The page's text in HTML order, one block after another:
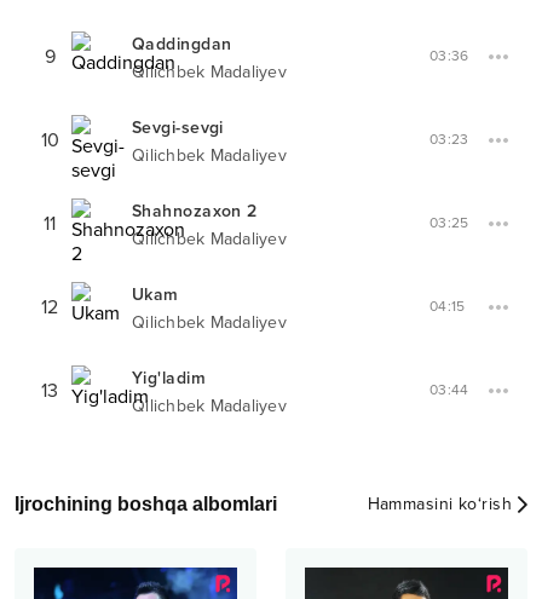
9
Qaddingdan
Qilichbek Madaliyev
03:36
10
Sevgi-sevgi
Qilichbek Madaliyev
03:23
11
Shahnozaxon 2
Qilichbek Madaliyev
03:25
12
Ukam
Qilichbek Madaliyev
04:15
13
Yig'ladim
Qilichbek Madaliyev
03:44
Ijrochining boshqa albomlari Hammasini ko‘rish